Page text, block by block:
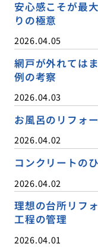
安心感こそが最
りの極意
2026.04.05
網戸が外れては
例の考察
2026.04.03
お風呂のリフォ
2026.04.02
コンクリートの
2026.04.02
理想の台所リフ
工程の管理
2026.04.01